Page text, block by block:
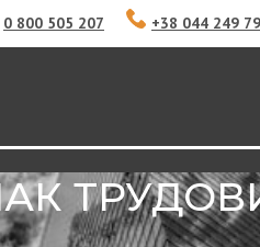
0 800 505 207 +38 044 249